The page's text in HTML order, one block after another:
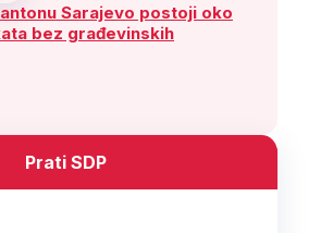
Sarajevo postoji oko
bez građevinskih
Prati SDP